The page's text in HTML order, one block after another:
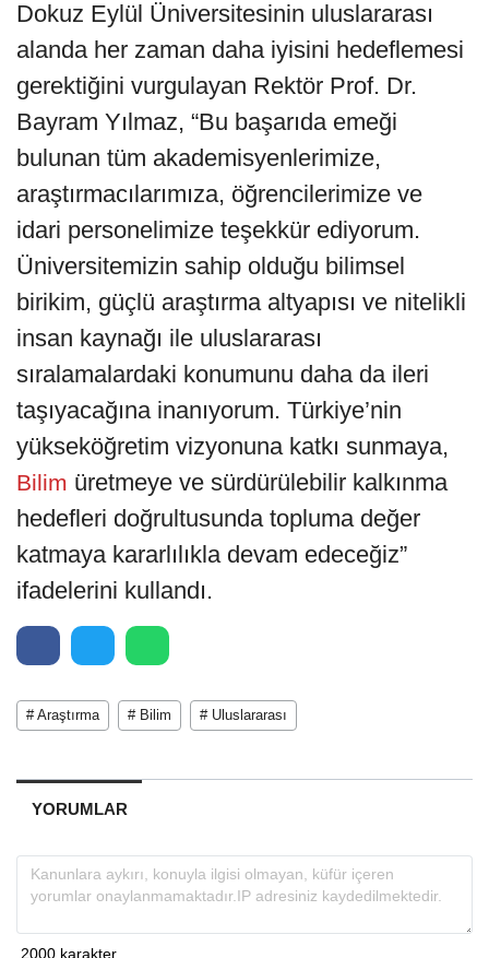
Dokuz Eylül Üniversitesinin uluslararası
alanda her zaman daha iyisini hedeflemesi
gerektiğini vurgulayan Rektör Prof. Dr.
Bayram Yılmaz, “Bu başarıda emeği
bulunan tüm akademisyenlerimize,
araştırmacılarımıza, öğrencilerimize ve
idari personelimize teşekkür ediyorum.
Üniversitemizin sahip olduğu bilimsel
birikim, güçlü araştırma altyapısı ve nitelikli
insan kaynağı ile uluslararası
sıralamalardaki konumunu daha da ileri
taşıyacağına inanıyorum. Türkiye’nin
yükseköğretim vizyonuna katkı sunmaya,
Bilim üretmeye ve sürdürülebilir kalkınma
hedefleri doğrultusunda topluma değer
katmaya kararlılıkla devam edeceğiz”
ifadelerini kullandı.
# Araştırma # Bilim # Uluslararası
YORUMLAR